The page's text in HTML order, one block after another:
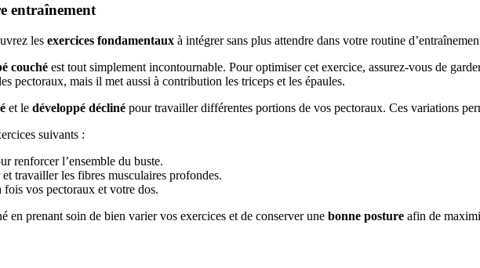
entraînement
les exercices fondamentaux à intégrer sans plus attendre dans votre routine
couché est tout simplement incontournable. Pour optimiser cet exercice, assurez-vous de
pectoraux, mais il met aussi à contribution les triceps et les épaules.
et le développé décliné pour travailler différentes portions de vos pectoraux. Ces variations
suivants :
renforcer l’ensemble du buste.
travailler les fibres musculaires profondes.
vos pectoraux et votre dos.
en prenant soin de bien varier vos exercices et de conserver une bonne posture afin de